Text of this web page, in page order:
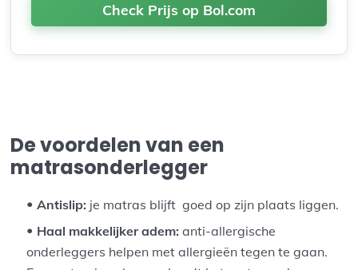
Check Prijs op Bol.com
De voordelen van een
matrasonderlegger
Antislip: je matras blijft goed op zijn plaats liggen.
Haal makkelijker adem: anti-allergische
onderleggers helpen met allergieën tegen te gaan.